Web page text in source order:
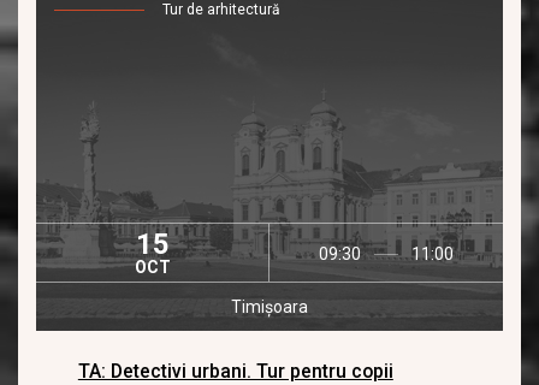
Tur de arhitectură
15
OCT
09:30 11:00
Timișoara
TA: Detectivi urbani. Tur pentru copii